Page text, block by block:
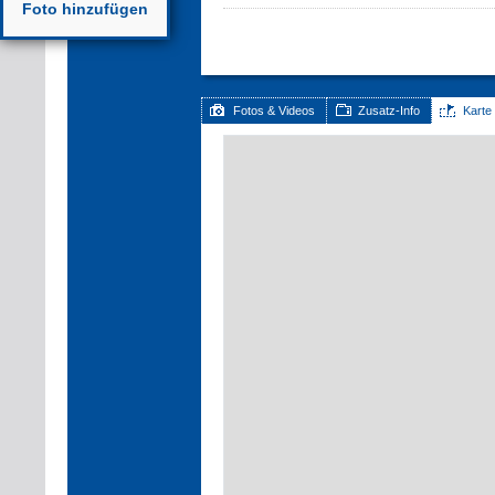
Fotos & Videos Zusatz-Info Karte
Foto hinzufügen